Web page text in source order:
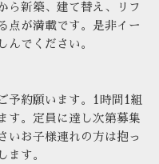
ら新築、建て替え、リフ
点が満載です。 是非イー
んでください。
ご予約願います。 1 時間 1 組
す。 定員に達し次第募集
いお子様連れの方は抱っ
ます。